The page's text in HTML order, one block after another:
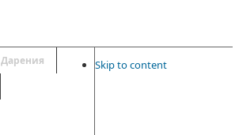
Дарения
Skip to content